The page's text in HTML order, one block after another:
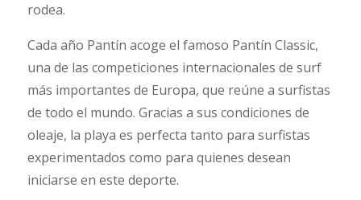
rodea.
Cada año Pantín acoge el famoso Pantín Classic,
una de las competiciones internacionales de surf
más importantes de Europa, que reúne a surfistas
de todo el mundo. Gracias a sus condiciones de
oleaje, la playa es perfecta tanto para surfistas
experimentados como para quienes desean
iniciarse en este deporte.